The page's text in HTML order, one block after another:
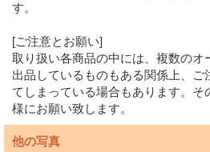
す。
[ご注意とお願い]
取り扱い各商品の中には、複数のオ
出品しているものもある関係上、ご
てしまっている場合もあります。そ
様にお願い致します。
他の写真